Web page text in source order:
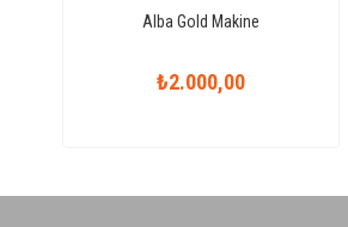
Alba Gold Makine
₺2.000,00